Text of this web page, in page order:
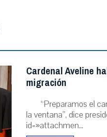
Cardenal Aveline
migración
“Preparamos el
la ventana”, dice
id=»attachmen...